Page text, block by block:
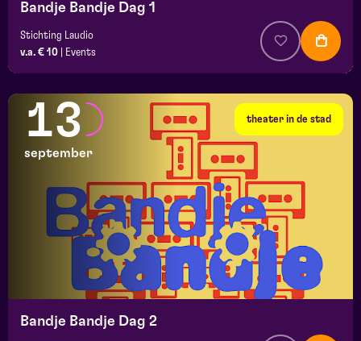
Bandje Bandje Dag 1
Stichting Laudio
v.a. € 10
Events
theater in de stad
13
september
Bandje Bandje Dag 2